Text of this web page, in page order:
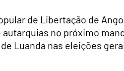
de Libertação de
autarquias no próximo
Luanda nas eleições